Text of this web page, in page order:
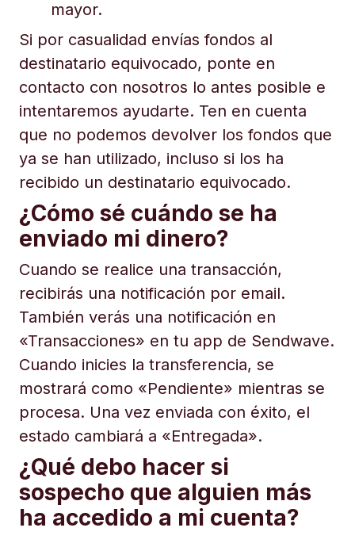
mayor.
Si por casualidad envías fondos al
destinatario equivocado, ponte en
contacto con nosotros lo antes posible e
intentaremos ayudarte. Ten en cuenta
que no podemos devolver los fondos que
ya se han utilizado, incluso si los ha
recibido un destinatario equivocado.
¿Cómo sé cuándo se ha
enviado mi dinero?
Cuando se realice una transacción,
recibirás una notificación por email.
También verás una notificación en
«Transacciones» en tu app de Sendwave.
Cuando inicies la transferencia, se
mostrará como «Pendiente» mientras se
procesa. Una vez enviada con éxito, el
estado cambiará a «Entregada».
¿Qué debo hacer si
sospecho que alguien más
ha accedido a mi cuenta?